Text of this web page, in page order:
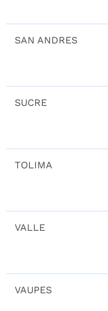
SAN ANDRES
SUCRE
TOLIMA
VALLE
VAUPES